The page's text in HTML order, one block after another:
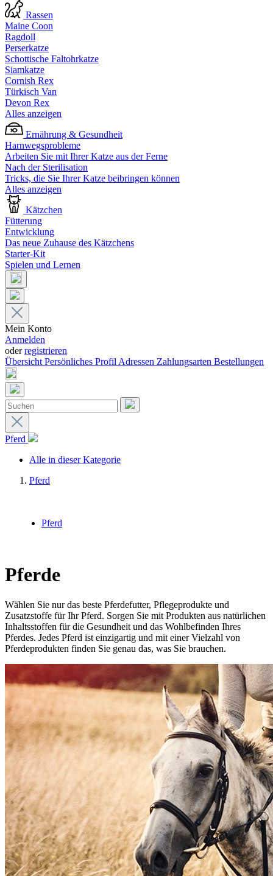
Rassen
Maine Coon
Ragdoll
Perserkatze
Schottische Faltohrkatze
Siamkatze
Cornish Rex
Türkisch Van
Devon Rex
Alles anzeigen
Ernährung & Gesundheit
Harnwegsprobleme
Arbeiten Sie mit Ihrer Katze aus der Ferne
Nach der Sterilisation
Tricks, die Sie Ihrer Katze beibringen können
Alles anzeigen
Kätzchen
Fütterung
Entwicklung
Das neue Zuhause des Kätzchens
Starter-Kit
Spielen und Lernen
Mein Konto
Anmelden
oderregistrieren
Übersicht Persönliches Profil Adressen Zahlungsarten Bestellungen
Pferd
Alle in dieser Kategorie
Pferd
Pferd
Pferde
Wählen Sie nur das beste Pferdefutter, Pflegeprodukte und
Zusatzstoffe für Ihr Pferd. Sorgen Sie mit Produkten aus natürlichen
Inhaltsstoffen für die Gesundheit und das Wohlbefinden Ihres
Pferdes. Jedes Pferd ist einzigartig und mit einer Vielzahl von
Pferdeprodukten finden Sie genau das, was Sie brauchen.